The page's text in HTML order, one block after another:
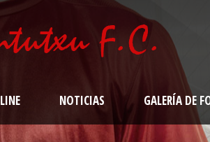
NOTICIAS GALERÍA DE